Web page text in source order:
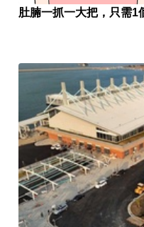
肚腩一抓一大把，只需1